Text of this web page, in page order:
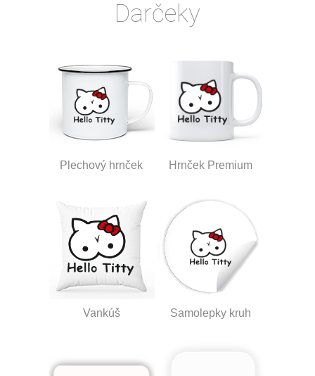
Darčeky
Plechový hrnček Hrnček Premium
Vankúš Samolepky kruh